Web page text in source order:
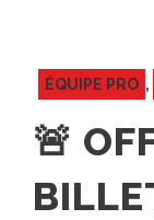
ÉQUIPE PRO ,
🚨